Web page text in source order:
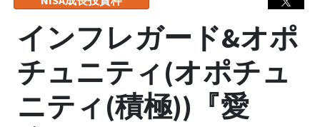
インフレガード&オポ
チュニティ(オポチュ
ニティ(積極))『愛